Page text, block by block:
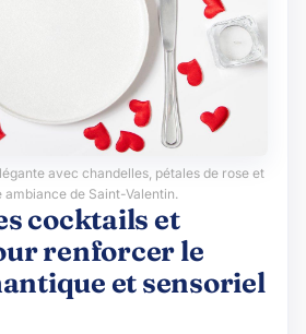
avec chandelles, pétales de rose et
de Saint-Valentin.
cocktails et
renforcer le
et sensoriel